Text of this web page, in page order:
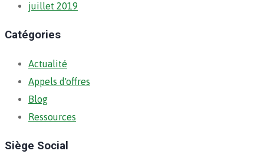
juillet 2019
Catégories
Actualité
Appels d'offres
Blog
Ressources
Siège Social